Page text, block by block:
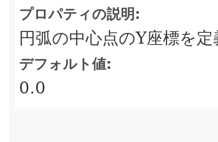
プロパティの説明:
円弧の中心点のY座標を
デフォルト値:
0.0